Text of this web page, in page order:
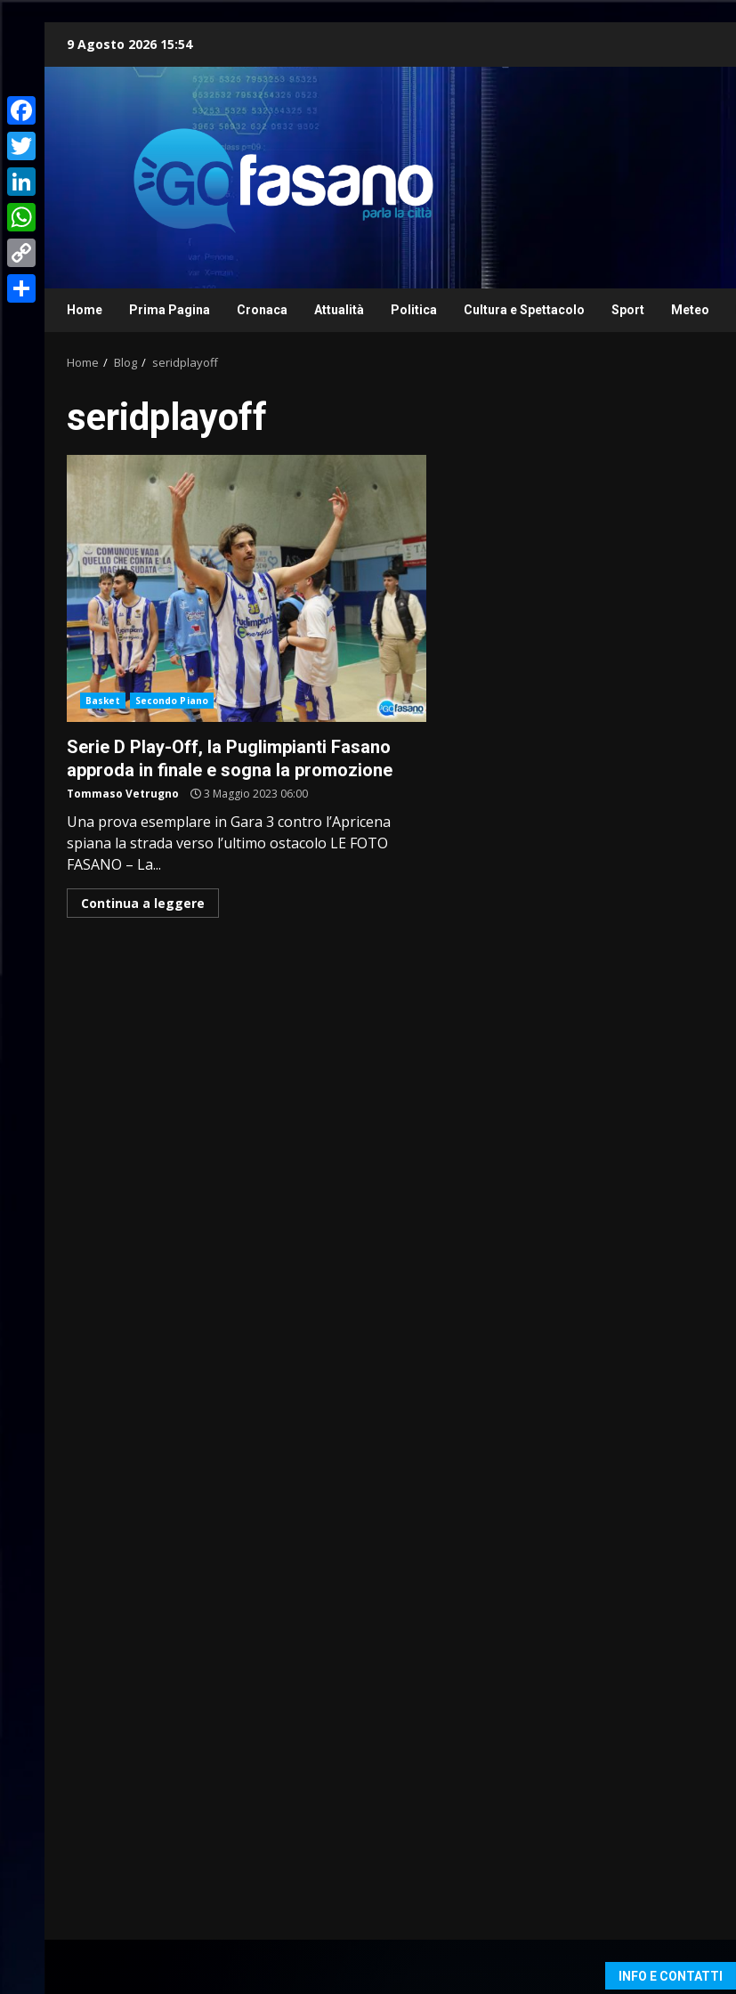
9 Agosto 2026 15:54
Home Prima Pagina Cronaca Attualità Politica Cultura e Spettacolo Sport Meteo
Home Blog seridplayoff
seridplayoff
Basket Secondo Piano
Serie D Play-Off, la Puglimpianti Fasano
approda in finale e sogna la promozione
Tommaso Vetrugno 3 Maggio 2023 06:00
Una prova esemplare in Gara 3 contro l’Apricena
spiana la strada verso l’ultimo ostacolo LE FOTO
FASANO – La...
Continua a leggere
INFO E CONTATTI
Facebook
Twitter
LinkedIn
WhatsApp
Copy